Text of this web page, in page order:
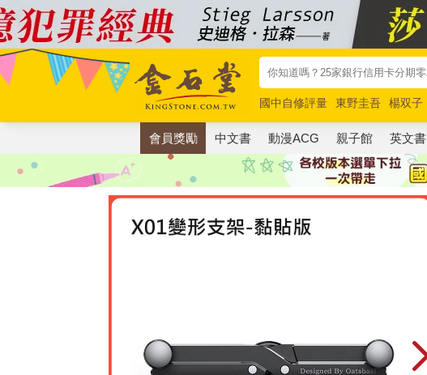
國中自修評量 東野圭吾 楊双子
唯紅花綻放
奧德賽 路邊攤新作
會員獎勵 中文書 動漫ACG 親子館 英文書